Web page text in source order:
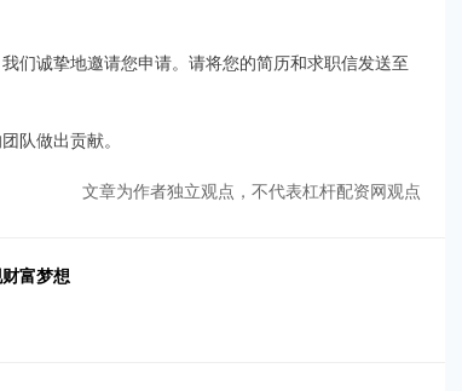
们诚挚地邀请您申请。请将您的简历和求职信发送至
队做出贡献。
文章为作者独立观点，不代表杠杆配资网观点
富梦想